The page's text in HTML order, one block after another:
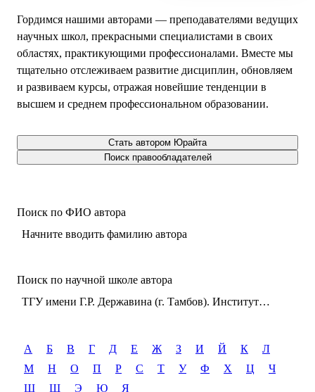
Гордимся нашими авторами — преподавателями ведущих
научных школ, прекрасными специалистами в своих
областях, практикующими профессионалами. Вместе мы
тщательно отслеживаем развитие дисциплин, обновляем
и развиваем курсы, отражая новейшие тенденции в
высшем и среднем профессиональном образовании.
Стать автором Юрайта
Поиск правообладателей
Поиск по ФИО автора
Начните вводить фамилию автора
Поиск по научной школе автора
ТГУ имени Г.Р. Державина (г. Тамбов). Институт экономики, информационных технологий и креативных индустрий. Факультет массовых коммуникаций и креативных индустрий. Кафедра журналистики, рекламы и связей с общественностью
А Б В Г Д Е Ж З И Й К
Л
М
Н О П Р С Т У Ф Х Ц
Ч
Ш
Щ Э Ю
Я